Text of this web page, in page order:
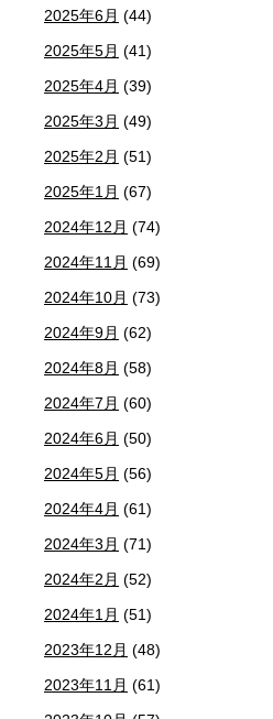
2025年6月 (44)
2025年5月 (41)
2025年4月 (39)
2025年3月 (49)
2025年2月 (51)
2025年1月 (67)
2024年12月 (74)
2024年11月 (69)
2024年10月 (73)
2024年9月 (62)
2024年8月 (58)
2024年7月 (60)
2024年6月 (50)
2024年5月 (56)
2024年4月 (61)
2024年3月 (71)
2024年2月 (52)
2024年1月 (51)
2023年12月 (48)
2023年11月 (61)